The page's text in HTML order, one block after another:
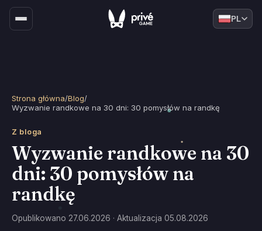
PL
Strona główna/Blog/
Wyzwanie randkowe na 30 dni: 30 pomysłów na randkę
Z bloga
Wyzwanie randkowe na 30
dni: 30 pomysłów na
randkę
Opublikowano 27.06.2026 · Aktualizacja 05.08.2026